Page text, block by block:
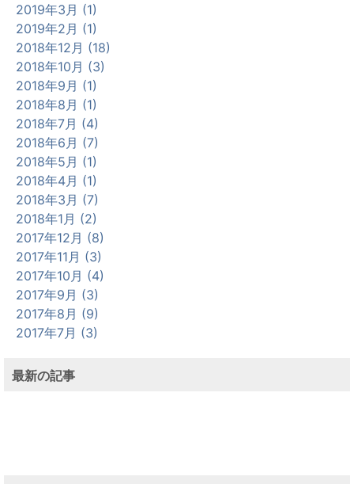
2019年3月 (1)
2019年2月 (1)
2018年12月 (18)
2018年10月 (3)
2018年9月 (1)
2018年8月 (1)
2018年7月 (4)
2018年6月 (7)
2018年5月 (1)
2018年4月 (1)
2018年3月 (7)
2018年1月 (2)
2017年12月 (8)
2017年11月 (3)
2017年10月 (4)
2017年9月 (3)
2017年8月 (9)
2017年7月 (3)
最新の記事